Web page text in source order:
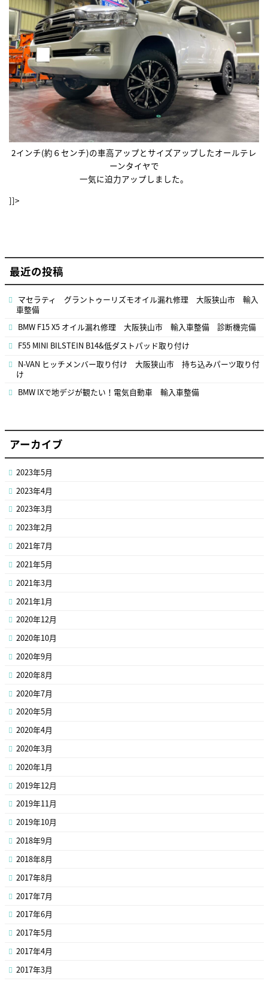
2インチ(約６センチ)の車高アップとサイズアップしたオールテレ
ーンタイヤで
一気に迫力アップしました。
]]>
最近の投稿
マセラティ グラントゥーリズモオイル漏れ修理 大阪狭山市 輸入
車整備
BMW F15 X5 オイル漏れ修理 大阪狭山市 輸入車整備 診断機完備
F55 MINI BILSTEIN B14&低ダストパッド取り付け
N-VAN ヒッチメンバー取り付け 大阪狭山市 持ち込みパーツ取り付
け
BMW IXで地デジが観たい！電気自動車 輸入車整備
アーカイブ
2023年5月
2023年4月
2023年3月
2023年2月
2021年7月
2021年5月
2021年3月
2021年1月
2020年12月
2020年10月
2020年9月
2020年8月
2020年7月
2020年5月
2020年4月
2020年3月
2020年1月
2019年12月
2019年11月
2019年10月
2018年9月
2018年8月
2017年8月
2017年7月
2017年6月
2017年5月
2017年4月
2017年3月